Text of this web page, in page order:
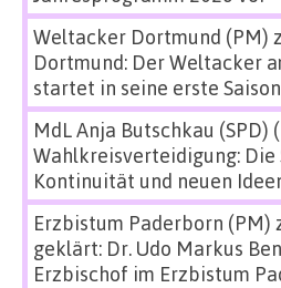
Weltacker Dortmund (PM)
Dortmund: Der Weltacker
startet in seine erste Saison
MdL Anja Butschkau (SPD)
Wahlkreisverteidigung: Die
Kontinuität und neuen
Erzbistum Paderborn (PM)
geklärt: Dr. Udo Markus
Erzbischof im Erzbistum